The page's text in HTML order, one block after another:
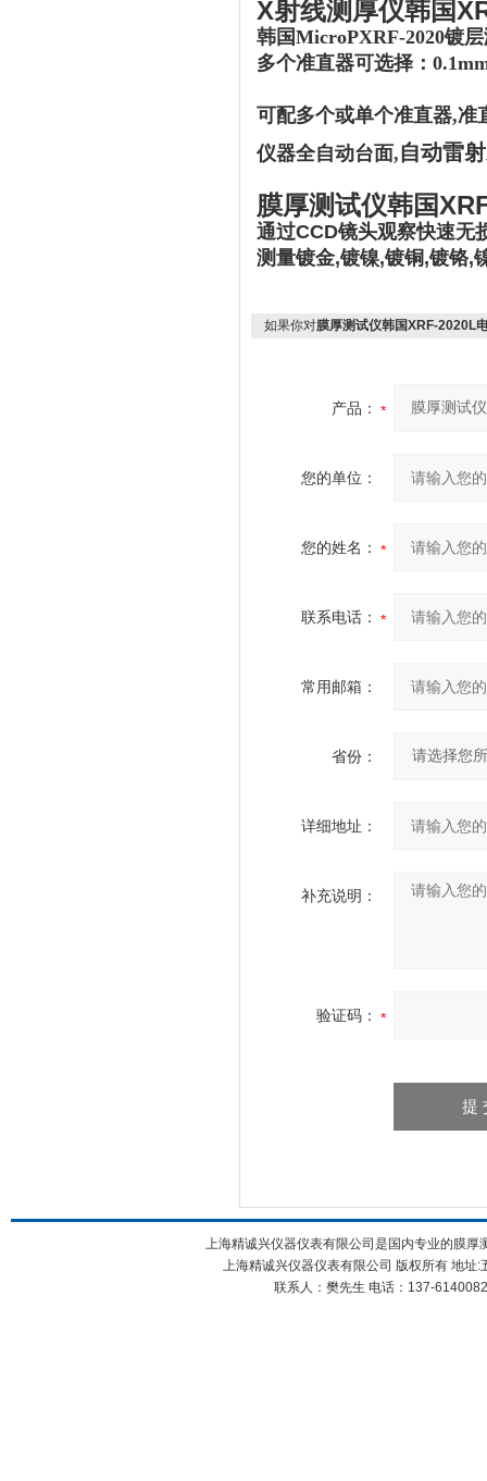
X射线测厚仪韩国
韩国MicroPXRF-2020镀
多个准直器可选择：
可配多个或单个准直器,准
仪器全自动台面,自动雷
膜厚测试仪韩国
通过CCD镜头观察快速无
测量镀金,镀镍,镀铜,镀铬,
如果你对膜厚测试仪韩国XRF-2020L
产品：
您的单位：
您的姓名：
联系电话：
常用邮箱：
省份：
详细地址：
补充说明：
验证码：
上海精诚兴仪器仪表有限公司是国内专业的膜
上海精诚兴仪器仪表有限公司 版权所有 地
联系人：樊先生 电话：137-